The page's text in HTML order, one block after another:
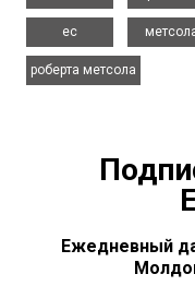
ес
роберта метсола
Ежедневный